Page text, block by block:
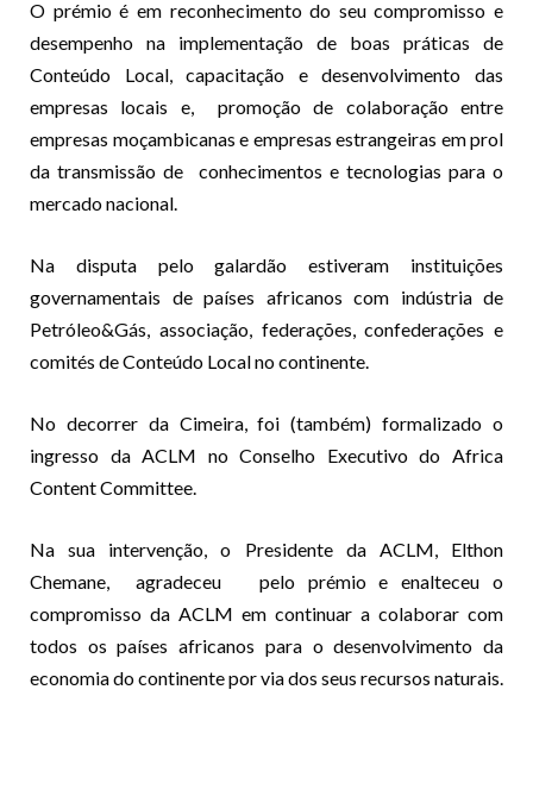
O prémio é em reconhecimento do seu compromisso e
desempenho na implementação de boas práticas de
Conteúdo Local, capacitação e desenvolvimento das
empresas locais e, promoção de colaboração entre
empresas moçambicanas e empresas estrangeiras em prol
da transmissão de conhecimentos e tecnologias para o
mercado nacional.
Na disputa pelo galardão estiveram instituições
governamentais de países africanos com indústria de
Petróleo&Gás, associação, federações, confederações e
comités de Conteúdo Local no continente.
No decorrer da Cimeira, foi (também) formalizado o
ingresso da ACLM no Conselho Executivo do Africa
Content Committee.
Na sua intervenção, o Presidente da ACLM, Elthon
Chemane, agradeceu pelo prémio e enalteceu o
compromisso da ACLM em continuar a colaborar com
todos os países africanos para o desenvolvimento da
economia do continente por via dos seus recursos naturais.